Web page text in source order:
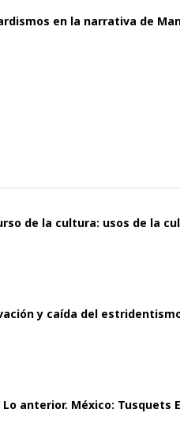
en la narrativa de
de la cultura: usos de la
y caída del
anterior. México: Tusquets